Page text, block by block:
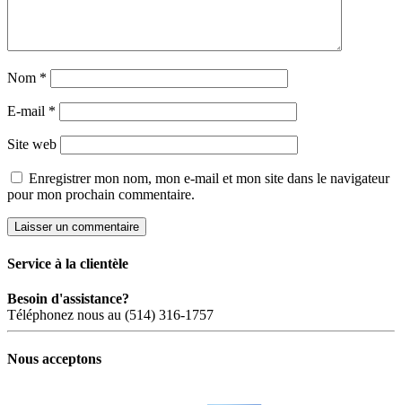
Nom *
E-mail *
Site web
Enregistrer mon nom, mon e-mail et mon site dans le navigateur
pour mon prochain commentaire.
Service à la clientèle
Besoin d'assistance?
Téléphonez nous au (514) 316-1757
Nous acceptons